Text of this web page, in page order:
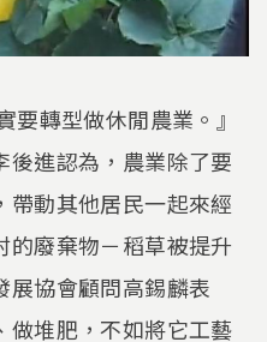
要轉型做休閒農業。』
後進認為，農業除了要
帶動其他居民一起來經
的廢棄物－稻草被提升
展協會顧問高錫麟表
做堆肥，不如將它工藝